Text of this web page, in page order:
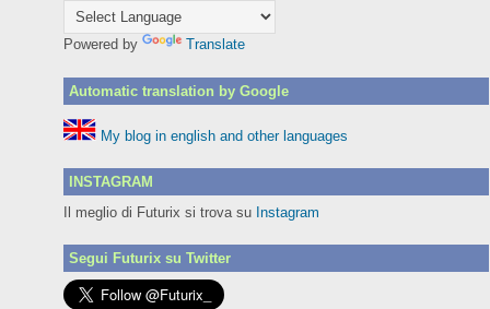
Powered by Translate
Automatic translation by Google
My blog in english and other languages
INSTAGRAM
Il meglio di Futurix si trova su Instagram
Segui Futurix su Twitter